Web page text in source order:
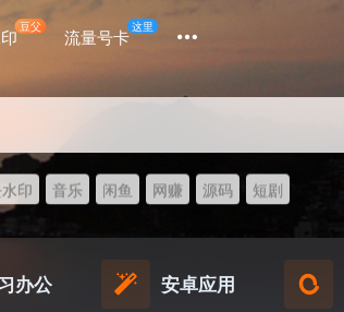
豆父 流量号卡这里
印 音乐 闲鱼 网赚 源码 短剧
办公 安卓应用